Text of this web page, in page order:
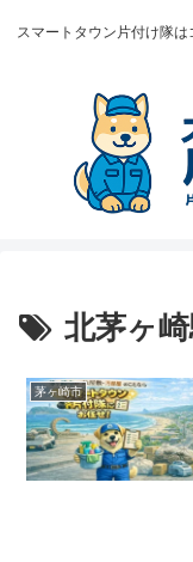
スマートタウン片付け隊
北茅ヶ
茅ヶ崎市